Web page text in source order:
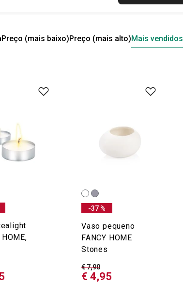
Preço (mais baixo)Preço (mais alto)Mais vendidos
HOME,
-37 %
Vaso pequeno
FANCY HOME
Stones
€ 7,90
€ 4,95